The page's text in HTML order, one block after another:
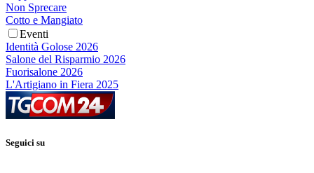
Non Sprecare
Cotto e Mangiato
Eventi
Identità Golose 2026
Salone del Risparmio 2026
Fuorisalone 2026
L'Artigiano in Fiera 2025
Seguici su